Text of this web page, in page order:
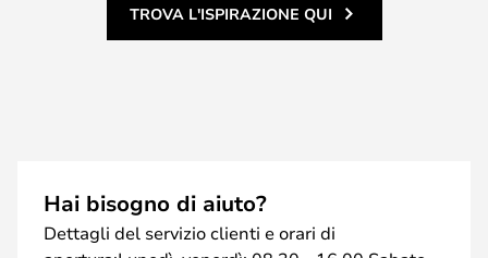
TROVA L'ISPIRAZIONE QUI
Hai bisogno di aiuto?
Dettagli del servizio clienti e orari di